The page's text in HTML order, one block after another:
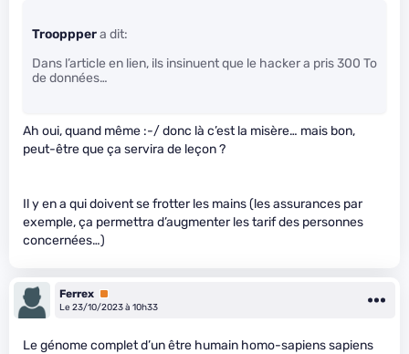
Troopppera dit:
Dans l’article en lien, ils insinuent que le hacker a pris 300 To
de données…
Ah oui, quand même :-/ donc là c’est la misère… mais bon,
peut-être que ça servira de leçon ?
Il y en a qui doivent se frotter les mains (les assurances par
exemple, ça permettra d’augmenter les tarif des personnes
concernées…)
Ferrex Premium
Le 23/10/2023 à 10h33
Le génome complet d’un être humain homo-sapiens sapiens